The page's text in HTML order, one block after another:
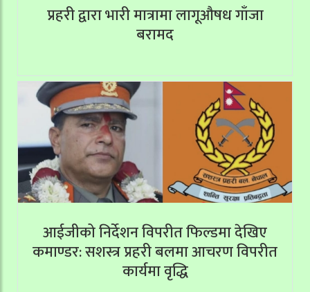
प्रहरी द्वारा भारी मात्रामा लागूऔषध गाँजा
बरामद
आईजीको निर्देशन विपरीत फिल्डमा देखिए
कमाण्डर: सशस्त्र प्रहरी बलमा आचरण विपरीत
कार्यमा वृद्धि